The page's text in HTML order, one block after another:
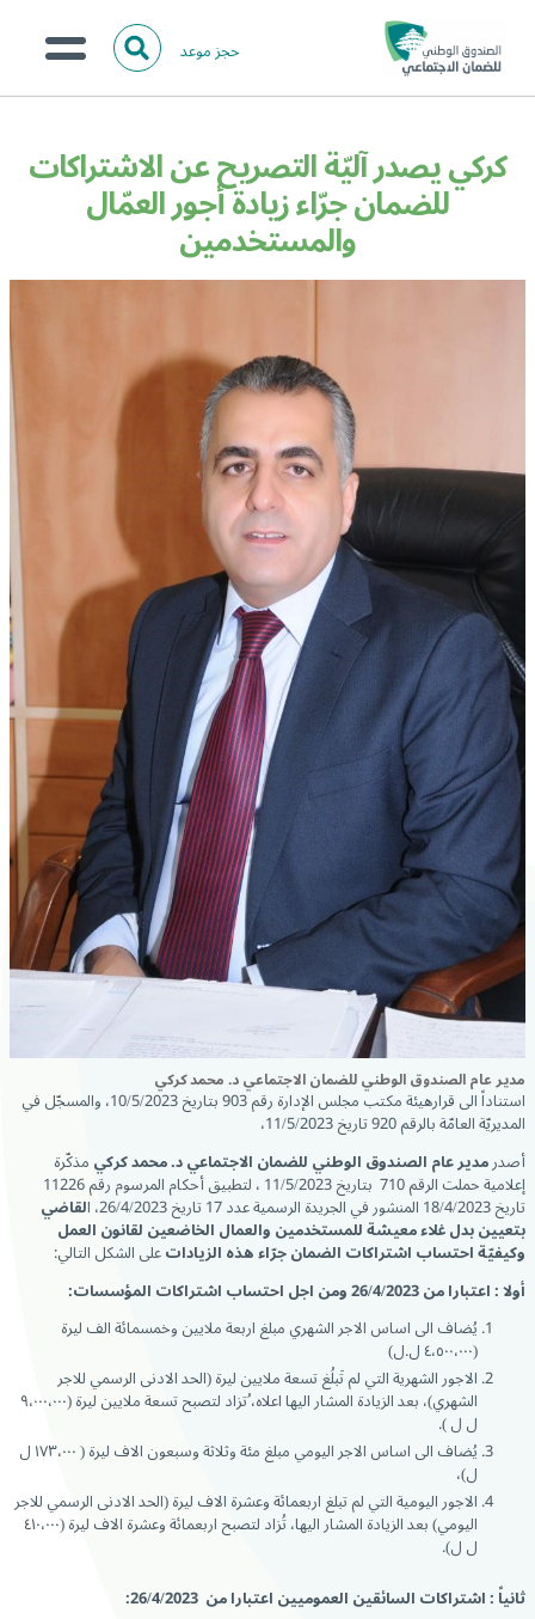
حجز موعد ا
ل
ث
الخدمات الالكترونية
المركز الإعلامي
تواصل معنا
البحث
كركي يصدر آليّة التصريح عن الاشتراكات
للضمان جرّاء زيادة أجور العمّال
والمستخدمين
مدير عام الصندوق الوطني للضمان الاجتماعي د. محمد كركي
استناداً الى قرارهيئة مكتب مجلس الإدارة رقم 903 بتاريخ 10/5/2023، والمسجّل في
المديريّة العامّة بالرقم 920 تاريخ 11/5/2023،
أصدرمدير عام الصندوق الوطني للضمان الاجتماعي د. محمد كركيمذكّرة
إعلامية حملت الرقم 710 بتاريخ 11/5/2023 ، لتطبيق أحكام المرسوم رقم 11226
تاريخ 18/4/2023 المنشور في الجريدة الرسمية عدد 17 تاريخ 26/4/2023، ا لقاضي
بتعيين بدل غلاء معيشة للمستخدمين والعمال الخاضعين لقانون العمل
وكيفيّة احتساب اشتراكات الضمان جرّاء هذه الزياداتعلى الشكل التالي:
أولا : اعتبارا من 26/4/2023 ومن اجل احتساب اشتراكات المؤسسات:
يُضاف الى اساس الاجر الشهري مبلغ اربعة ملايين وخمسمائة الف ليرة
(٤،٥٠٠،٠٠٠ ل.ل)
الاجور الشهرية التي لم تَبلُغ تسعة ملايين ليرة (الحد الادنى الرسمي للاجر
الشهري)، بعد الزيادة المشار اليها اعلاه، ُتزاد لتصبح تسعة ملايين ليرة (٩،٠٠٠،٠٠٠
ل ل ).
يُضاف الى اساس الاجر اليومي مبلغ مئة وثلاثة وسبعون الاف ليرة ( ١٧٣،٠٠٠ ل
ل)،
الاجور اليومية التي لم تبلغ اربعمائة وعشرة الاف ليرة (الحد الادنى الرسمي للاجر
اليومي) بعد الزيادة المشار اليها، تُزاد لتصبح اربعمائة وعشرة الاف ليرة (٤١٠،٠٠٠
ل ل).
ثانياً : اشتراكات السائقين العموميين اعتبارا من